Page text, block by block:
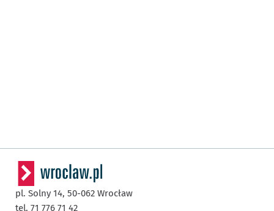
pl. Solny 14, 50-062 Wrocław
tel. 71 776 71 42